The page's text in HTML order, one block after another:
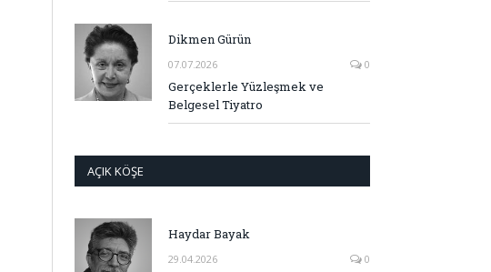
Dikmen Gürün
07.07.2026 0
Gerçeklerle Yüzleşmek ve
Belgesel Tiyatro
AÇIK KÖŞE
Haydar Bayak
29.04.2026 0